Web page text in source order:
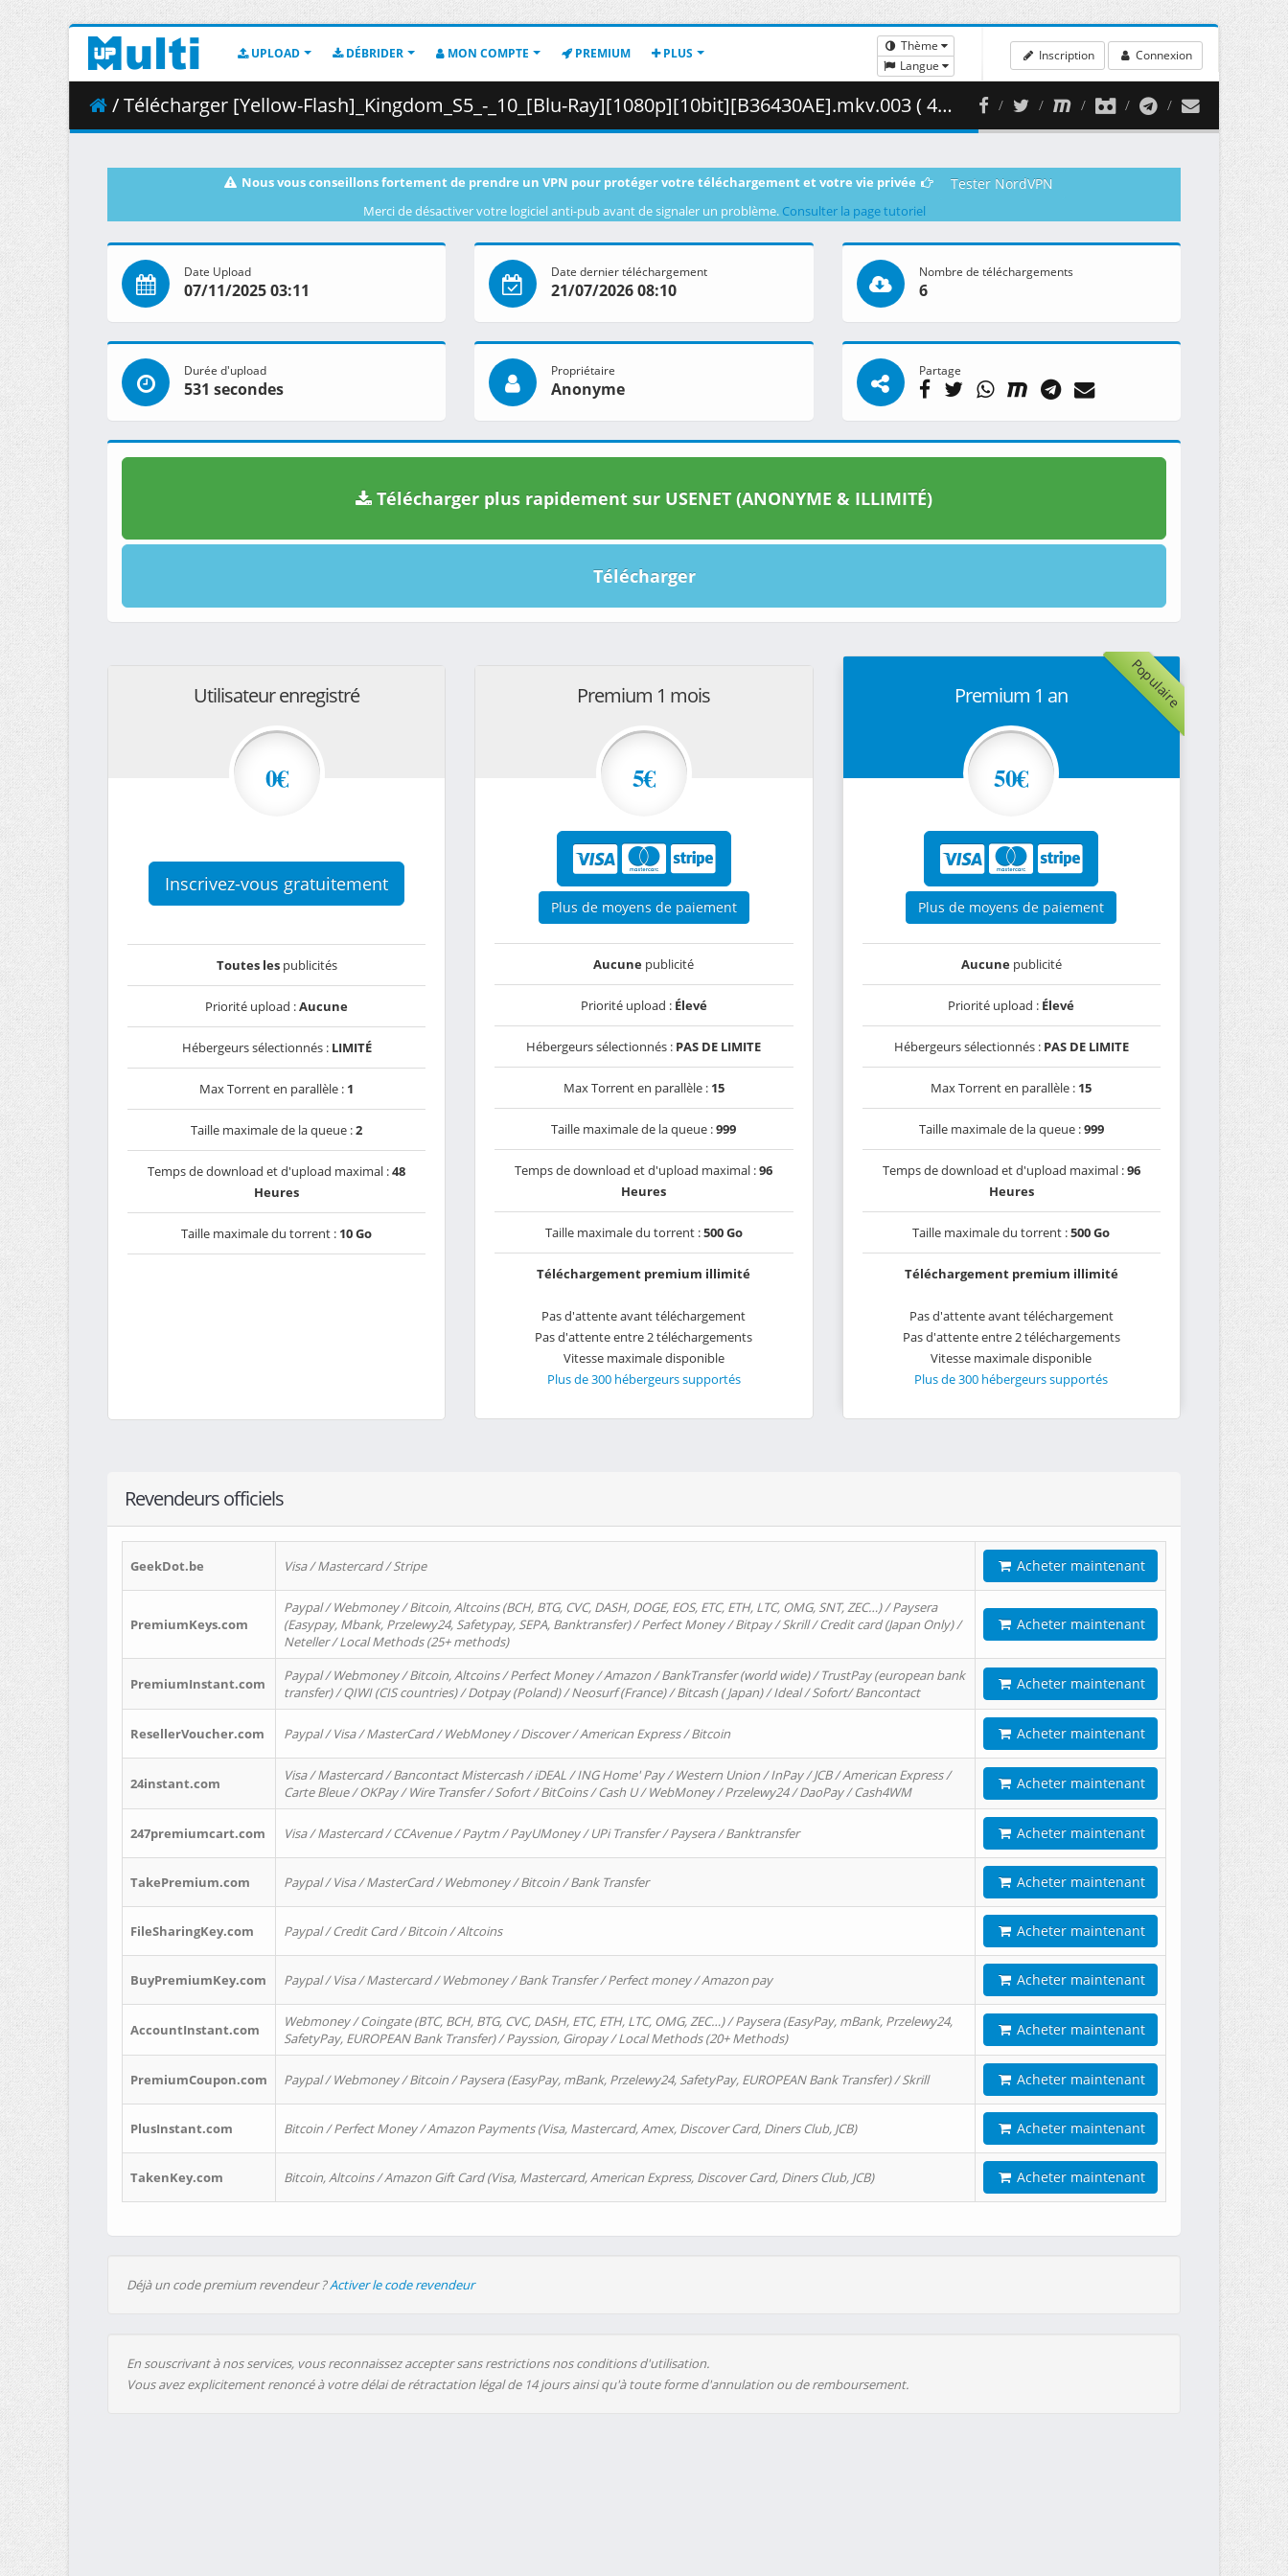
UPLOAD DÉBRIDER MON COMPTE PREMIUM PLUS
Thème
Langue
Inscription Connexion
/ Télécharger [Yellow-Flash]_Kingdom_S5_-_10_[Blu-Ray][1080p][10bit][B36430AE].mkv.003 ( 451.04 MB )
Nous vous conseillons fortement de prendre un VPN pour protéger votre téléchargement et votre vie privée Tester NordVPN
Merci de désactiver votre logiciel anti-pub avant de signaler un problème. Consulter la page tutoriel
Date Upload
07/11/2025 03:11
Date dernier téléchargement
21/07/2026 08:10
Nombre de téléchargements
6
Durée d'upload
531 secondes
Propriétaire
Anonyme
Partage
Télécharger plus rapidement sur USENET (ANONYME & ILLIMITÉ)
Télécharger
Utilisateur enregistré
0€
Inscrivez-vous gratuitement
Toutes lespublicités
Priorité upload :Aucune
Hébergeurs sélectionnés : LIMITÉ
Max Torrent en parallèle : 1
Taille maximale de la queue :2
Temps de download et d'upload maximal :48
Heures
Taille maximale du torrent : 10 Go
Premium 1 mois
5€
Plus de moyens de paiement
Aucune publicité
Priorité upload : Élevé
Hébergeurs sélectionnés : PAS DE LIMITE
Max Torrent en parallèle : 15
Taille maximale de la queue :999
Temps de download et d'upload maximal :96
Heures
Taille maximale du torrent :500 Go
Téléchargement premium illimité
Pas d'attente avant téléchargement
Pas d'attente entre 2 téléchargements
Vitesse maximale disponible
Plus de 300 hébergeurs supportés
Populaire
Premium 1 an
50€
Plus de moyens de paiement
Aucunepublicité
Priorité upload : Élevé
Hébergeurs sélectionnés : PAS DE LIMITE
Max Torrent en parallèle : 15
Taille maximale de la queue :999
Temps de download et d'upload maximal :96
Heures
Taille maximale du torrent :500 Go
Téléchargement premium illimité
Pas d'attente avant téléchargement
Pas d'attente entre 2 téléchargements
Vitesse maximale disponible
Plus de 300 hébergeurs supportés
Revendeurs officiels
GeekDot.be Visa / Mastercard / Stripe Acheter maintenant
PremiumKeys.com
Paypal / Webmoney / Bitcoin, Altcoins (BCH, BTG, CVC, DASH, DOGE, EOS, ETC, ETH, LTC, OMG, SNT, ZEC…) / Paysera
(Easypay, Mbank, Przelewy24, Safetypay, SEPA, Banktransfer) / Perfect Money / Bitpay / Skrill / Credit card (Japan Only) /
Neteller / Local Methods (25+ methods)
Acheter maintenant
PremiumInstant.com
Paypal / Webmoney / Bitcoin, Altcoins / Perfect Money / Amazon / BankTransfer (world wide) / TrustPay (european bank
transfer) / QIWI (CIS countries) / Dotpay (Poland) / Neosurf (France) / Bitcash ( Japan) / Ideal / Sofort/ Bancontact
Acheter maintenant
ResellerVoucher.com Paypal / Visa / MasterCard / WebMoney / Discover / American Express / Bitcoin Acheter maintenant
24instant.com
Visa / Mastercard / Bancontact Mistercash / iDEAL / ING Home' Pay / Western Union / InPay / JCB / American Express /
Carte Bleue / OKPay / Wire Transfer / Sofort / BitCoins / Cash U / WebMoney / Przelewy24 / DaoPay / Cash4WM
Acheter maintenant
247premiumcart.com Visa / Mastercard / CCAvenue / Paytm / PayUMoney / UPi Transfer / Paysera / Banktransfer Acheter maintenant
TakePremium.com Paypal / Visa / MasterCard / Webmoney / Bitcoin / Bank Transfer Acheter maintenant
FileSharingKey.com Paypal / Credit Card / Bitcoin / Altcoins Acheter maintenant
BuyPremiumKey.com Paypal / Visa / Mastercard / Webmoney / Bank Transfer / Perfect money / Amazon pay Acheter maintenant
AccountInstant.com
Webmoney / Coingate (BTC, BCH, BTG, CVC, DASH, ETC, ETH, LTC, OMG, ZEC…) / Paysera (EasyPay, mBank, Przelewy24,
SafetyPay, EUROPEAN Bank Transfer) / Payssion, Giropay / Local Methods (20+ Methods)
Acheter maintenant
PremiumCoupon.com Paypal / Webmoney / Bitcoin / Paysera (EasyPay, mBank, Przelewy24, SafetyPay, EUROPEAN Bank Transfer) / Skrill Acheter maintenant
PlusInstant.com Bitcoin / Perfect Money / Amazon Payments (Visa, Mastercard, Amex, Discover Card, Diners Club, JCB) Acheter maintenant
TakenKey.com Bitcoin, Altcoins / Amazon Gift Card (Visa, Mastercard, American Express, Discover Card, Diners Club, JCB) Acheter maintenant
Déjà un code premium revendeur ?Activer le code revendeur
En souscrivant à nos services, vous reconnaissez accepter sans restrictions nos conditions d'utilisation.
Vous avez explicitement renoncé à votre délai de rétractation légal de 14 jours ainsi qu'à toute forme d'annulation ou de remboursement.